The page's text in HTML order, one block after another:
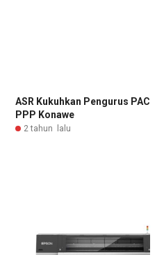
ASR Kukuhkan Pengurus PAC
PPP Konawe
2 tahun lalu